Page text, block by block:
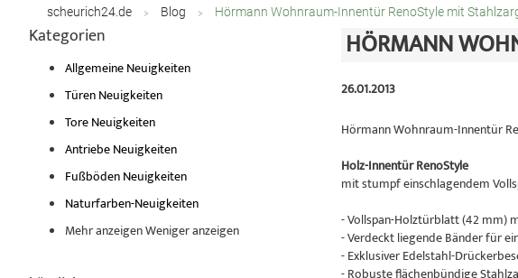
scheurich24.de Blog Hörmann Wohnraum-Innentür RenoStyle mit
HÖRMANN
26.01.2013
Hörmann Wohnraum-Innentür
Holz-Innentür RenoStyle
mit stumpf einschlagendem
- Vollspan-Holztürblatt (42 mm)
- Verdeckt liegende Bänder für
- Exklusiver Edelstahl-
Kategorien
Allgemeine Neuigkeiten
Türen Neuigkeiten
Tore Neuigkeiten
Antriebe Neuigkeiten
Fußböden Neuigkeiten
Naturfarben-Neuigkeiten
Mehr anzeigenWeniger anzeigen